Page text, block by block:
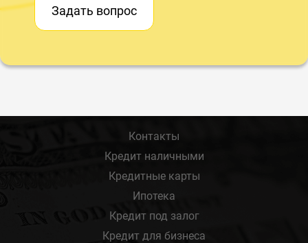
Задать вопрос
Контакты
Кредит наличными
Кредитные карты
Ипотека
Кредит под залог
Кредит для бизнеса